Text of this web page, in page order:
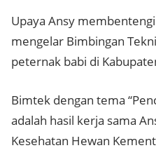
Upaya Ansy
mengelar Bimbingan
peternak babi di
Bimtek dengan tema
adalah hasil kerja sama
Kesehatan Hewan